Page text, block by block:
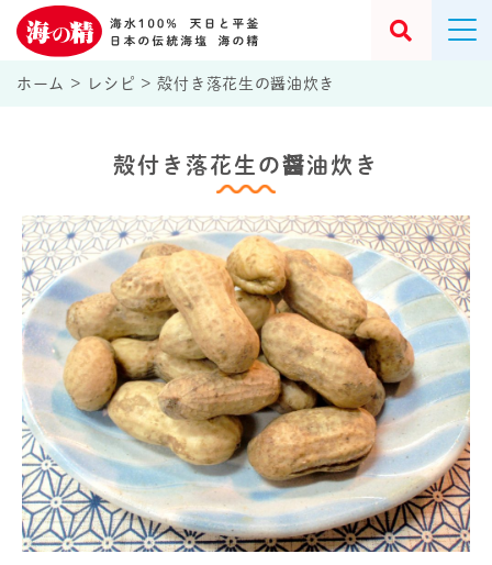
ホーム > レシピ >殻付き落花生の醤油炊き
殻付き落花生の醤油炊き